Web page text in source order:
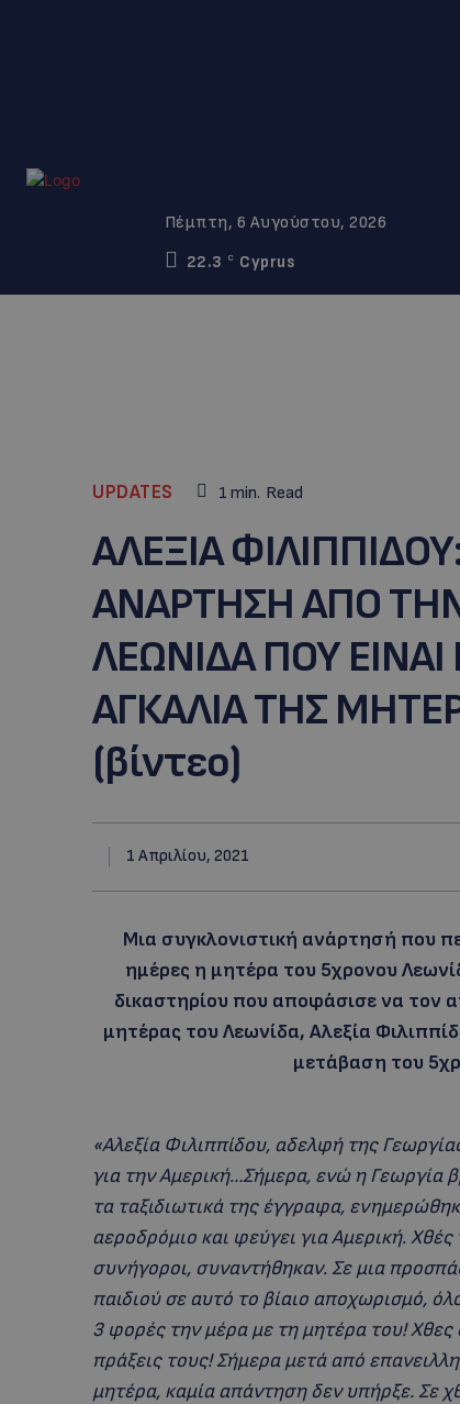
Πέμπτη, 6 Αυγούστου, 2026
22.3
C Cyprus
UPDATES 1 min. Read
ΑΛΕΞΙΑ
ΑΝΑΡΤΗΣΗ ΑΠΟ
ΛΕΩΝΙΔΑ ΠΟΥ
ΑΓΚΑΛΙΑ ΤΗΣ
(βίντεο)
1 Απριλίου, 2021
Μια συγκλονιστική ανάρτησή που
ημέρες η μητέρα του 5χρονου
δικαστηρίου που αποφάσισε να τον
μητέρας του Λεωνίδα, Αλεξία
μετάβαση του
«Αλεξία Φιλιππίδου, αδελφή της
για την Αμερική…Σήμερα, ενώ η Γεωργία
τα ταξιδιωτικά της έγγραφα,
αεροδρόμιο και φεύγει για Αμερική.
συνήγοροι, συναντήθηκαν. Σε μια
παιδιού σε αυτό το βίαιο αποχωρισμό,
3 φορές την μέρα με τη μητέρα του!
πράξεις τους! Σήμερα μετά από
μητέρα, καμία απάντηση δεν υπήρξε. Σε